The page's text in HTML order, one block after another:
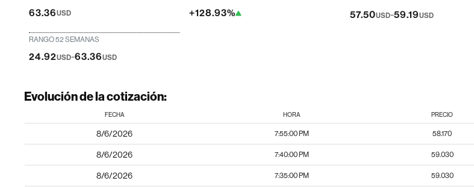
63.36USD +128.93% 57.50USD-59.19USD
RANGO 52 SEMANAS
24.92USD-63.36USD
Evolución de la cotización:
FECHA HORA PRECIO
8/6/2026 7:55:00 PM 58.170
8/6/2026 7:40:00 PM 59.030
8/6/2026 7:35:00 PM 59.030